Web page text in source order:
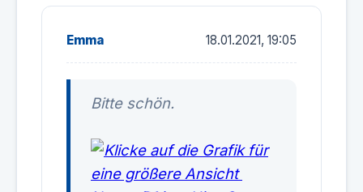
Emma 18.01.2021, 19:05
Bitte schön.